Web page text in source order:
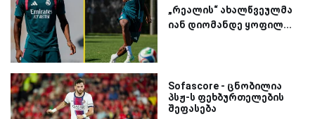
„რეალის“ ახალწვეულმა
იან დიომანდე ყოფილ...
Sofascore - ცნობილია
პსჟ-ს ფეხბურთელების
შეფასება